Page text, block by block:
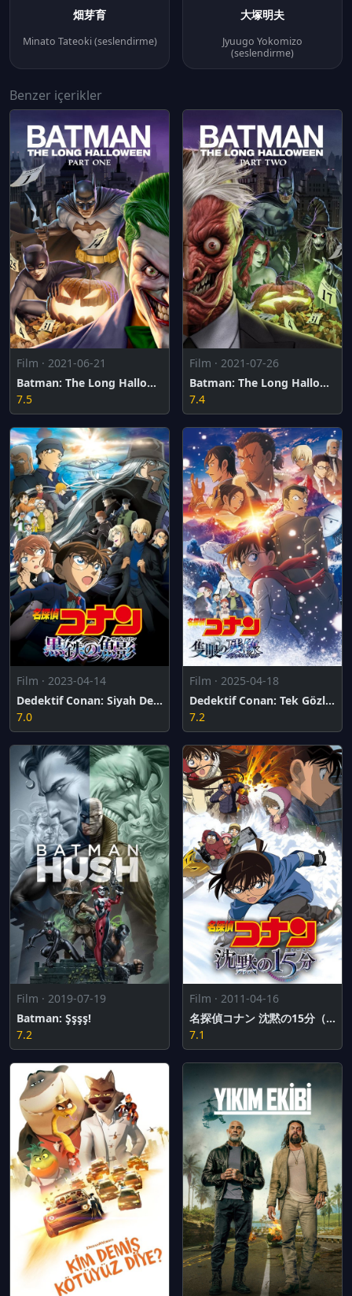
畑芽育
Minato Tateoki (seslendirme)
大塚明夫
Jyuugo Yokomizo
(seslendirme)
Benzer içerikler
Film · 2021-06-21
Batman: The Long Halloween, Part One
7.5
Film · 2021-07-26
Batman: The Long Halloween, Part Two
7.4
Film · 2023-04-14
Dedektif Conan: Siyah Demir Denizaltı
7.0
Film · 2025-04-18
Dedektif Conan: Tek Gözlü Geriye Dönüş
7.2
Film · 2019-07-19
Batman: Şşşş!
7.2
Film · 2011-04-16
名探偵コナン 沈黙の15分（クォーター）
7.1